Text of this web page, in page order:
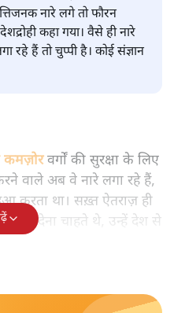
नारे लगे तो फौरन
कहा गया। वैसे ही नारे
रहे हैं तो चुप्पी है। कोई संज्ञान
कमज़ोरवर्गों की सुरक्षा के लिए
वाले अब वे नारे लगा रहे हैं,
करता था। सख़्त ऐतराज़ ही
भेज देना चाहते थे, उन्हें देश से